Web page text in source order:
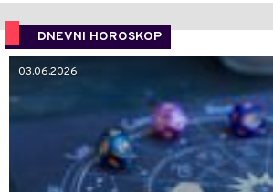
DNEVNI HOROSKOP
03.06.2026.